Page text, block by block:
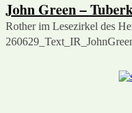
John Green –
Rother im Lesezirkel des